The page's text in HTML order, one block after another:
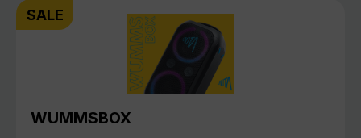
SALE
WUMMSBOX